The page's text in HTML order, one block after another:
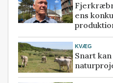
ens
KVÆG
Snart